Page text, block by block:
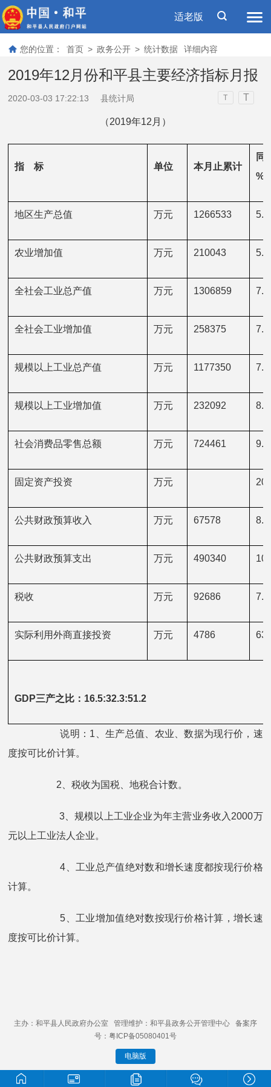
适老版
您的位置： 首页 > 政务公开 > 统计数据 详细内容
2019年12月份和平县主要经济指标月报
2020-03-03 17:22:13 县统计局 T T
（2019年12月）
指    标 单位 本月止累计
同
%
地区生产总值 万元 1266533 5.0
农业增加值 万元 210043 5.3
全社会工业总产值 万元 1306859 7.6
全社会工业增加值 万元 258375 7.7
规模以上工业总产值 万元 1177350 7.9
规模以上工业增加值 万元 232092 8.0
社会消费品零售总额 万元 724461 9.7
固定资产投资 万元
公共财政预算收入 万元 67578 8.7
公共财政预算支出 万元 490340
税收 万元 92686 7.2
实际利用外商直接投资 万元 4786
GDP三产之比： 16.5:32.3:51.2
说明：1、生产总值、农业、数据为现行价，速
度按可比价计算。
2、税收为国税、地税合计数。
3、规模以上工业企业为年主营业务收入2000万
元以上工业法人企业。
4、工业总产值绝对数和增长速度都按现行价格
计算。
5、工业增加值绝对数按现行价格计算，增长速
度按可比价计算。
主办：和平县人民政府办公室 管理维护：和平县政务公开管理中心 备案序
号：粤ICP备05080401号
电脑版